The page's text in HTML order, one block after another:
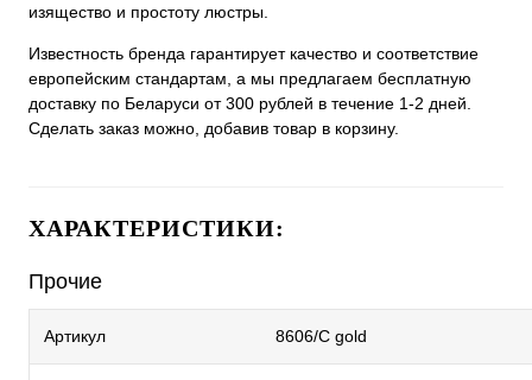
изящество и простоту люстры.
Известность бренда гарантирует качество и соответствие
европейским стандартам, а мы предлагаем бесплатную
доставку по Беларуси от 300 рублей в течение 1-2 дней.
Сделать заказ можно, добавив товар в корзину.
ХАРАКТЕРИСТИКИ:
Прочие
Артикул 8606/C gold